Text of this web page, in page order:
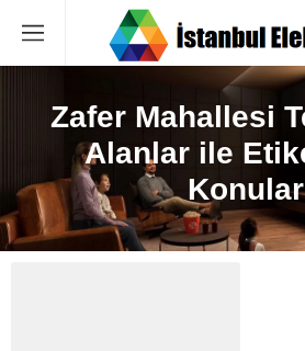
Zafer Mahallesi
Alanlar ile
Konular